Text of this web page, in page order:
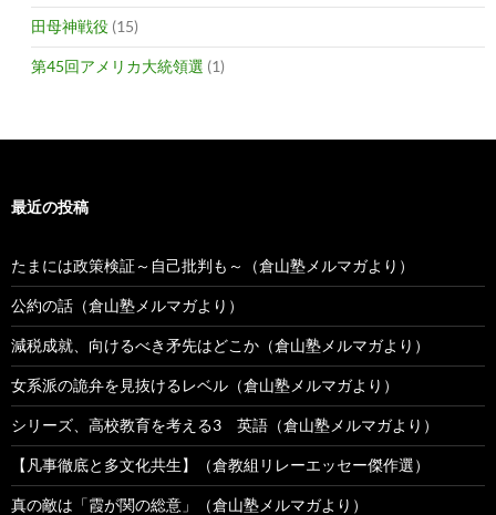
田母神戦役 (15)
第45回アメリカ大統領選 (1)
最近の投稿
たまには政策検証～自己批判も～（倉山塾メルマガより）
公約の話（倉山塾メルマガより）
減税成就、向けるべき矛先はどこか（倉山塾メルマガより）
女系派の詭弁を見抜けるレベル（倉山塾メルマガより）
シリーズ、高校教育を考える3 英語（倉山塾メルマガより）
【凡事徹底と多文化共生】（倉教組リレーエッセー傑作選）
真の敵は「霞が関の総意」（倉山塾メルマガより）